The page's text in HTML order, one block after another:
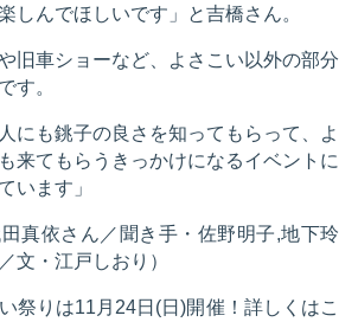
しんでほしいです」と吉橋さん。
旧車ショーなど、よさこい以外の部分
す。
にも銚子の良さを知ってもらって、よ
来てもらうきっかけになるイベントに
います」
田真依さん／聞き手・佐野明子,地下玲
文・江戸しおり）
祭りは11月24日(日)開催！詳しくはこ